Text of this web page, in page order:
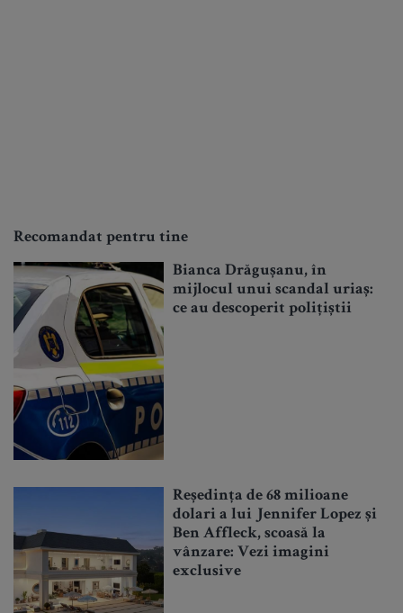
Recomandat pentru tine
Bianca Drăgușanu, în
mijlocul unui scandal uriaș:
ce au descoperit polițiștii
Reședința de 68 milioane
dolari a lui Jennifer Lopez și
Ben Affleck, scoasă la
vânzare: Vezi imagini
exclusive